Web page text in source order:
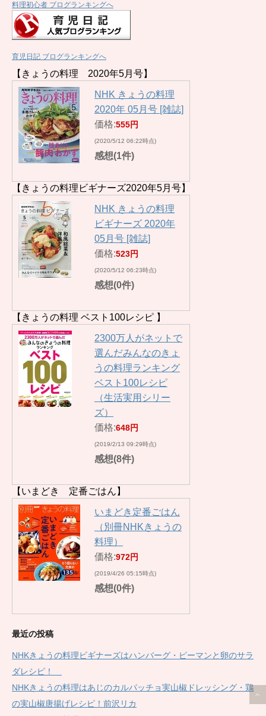
料理初心者 ブログランキングへ
育児日記 ブログランキングへ
【きょうの料理 2020年5月号】
NHK きょうの料理
2020年 05月号 [雑誌]
価格:555円
(2020/5/12 06:22時点)
感想(1件)
【きょうの料理ビギナーズ2020年5月号】
NHK きょうの料理
ビギナーズ 2020年
05月号 [雑誌]
価格:523円
(2020/5/12 06:23時点)
感想(0件)
【きょうの料理 ベスト100レシピ 】
2300万人がネットで
選んだみんなのきょ
うの料理ランキング
ベスト100レシピ
（生活実用シリー
ズ）
価格:648円
(2019/2/13 09:29時点)
感想(8件)
【いまどき 定番ごはん】
いまどき定番ごはん
（別冊NHKきょうの
料理）
価格:972円
(2019/4/26 05:15時点)
感想(0件)
最近の投稿
NHKきょうの料理ビギナーズはハンバーグ・ピーマンと卵のサラ
ダレシピ！
NHKきょうの料理はあじのカルパッチョ実山椒ドレッシング・鶏
の実山椒唐揚げレシピ！前沢リカ